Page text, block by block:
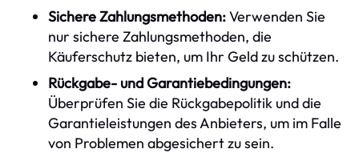
Sichere Zahlungsmethoden:Verwenden Sie
nur sichere Zahlungsmethoden, die
Käuferschutz bieten, um Ihr Geld zu schützen.
Rückgabe- und Garantiebedingungen:
Überprüfen Sie die Rückgabepolitik und die
Garantieleistungen des Anbieters, um im Falle
von Problemen abgesichert zu sein.